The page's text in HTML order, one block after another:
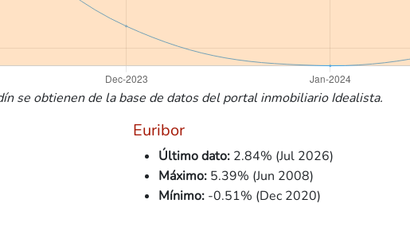
se obtienen de la base de datos del portal inmobiliario Idealista.
Euribor
Último dato: 2.84% (Jul 2026)
Máximo: 5.39% (Jun 2008)
Mínimo: -0.51% (Dec 2020)